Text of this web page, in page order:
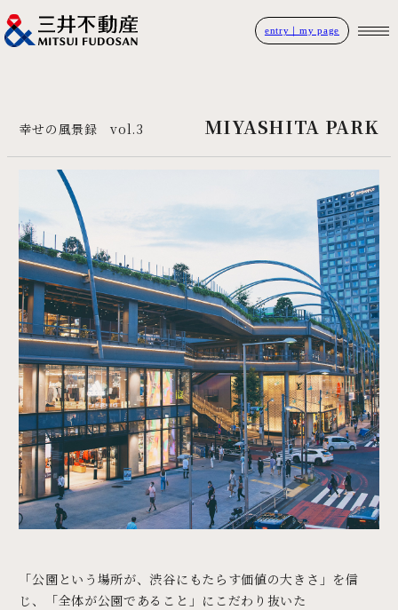
entry｜my page
幸せの風景録 vol.3 MIYASHITA PARK
「公園という場所が、渋谷にもたらす価値の大きさ」を信
じ、「全体が公園であること」にこだわり抜いた